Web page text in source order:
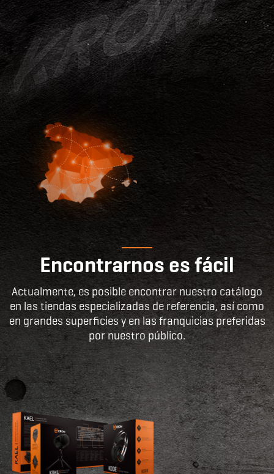
Encontrarnos es fácil
Actualmente, es posible encontrar nuestro catálogo
en las tiendas especializadas de referencia, así como
en grandes superficies y en las franquicias preferidas
por nuestro público.